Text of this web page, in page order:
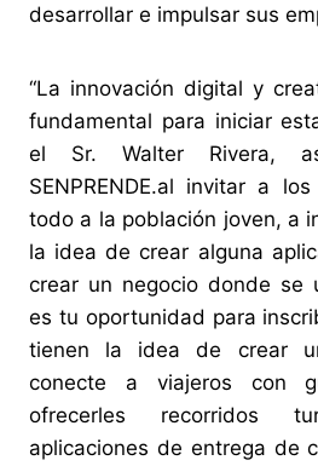
desarrollar e impulsar sus
“La innovación digital y
fundamental para iniciar
el Sr. Walter Rivera,
SENPRENDE.al invitar a
todo a la población joven, a
la idea de crear alguna
crear un negocio donde se
es tu oportunidad para
tienen la idea de crear
conecte a viajeros con
ofrecerles recorridos
aplicaciones de entrega de